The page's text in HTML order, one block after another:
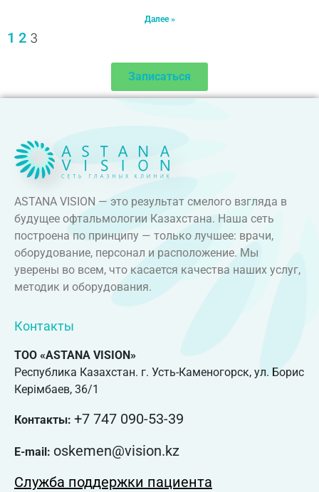
Далее »
1 2 3
Записаться
ASTANA VISION — это результат смелого взгляда в
будущее офтальмологии Казахстана. Наша сеть
построена по принципу — только лучшее: врачи,
оборудование, персонал и расположение. Мы
уверены во всем, что касается качества наших услуг,
методик и оборудования.
Контакты
ТОО «ASTANA VISION»
Республика Казахстан. г. Усть-Каменогорск, ул. Борис
Керімбаев, 36/1
Контакты: +7 747 090-53-39
E-mail: oskemen@vision.kz
Служба поддержки пациента